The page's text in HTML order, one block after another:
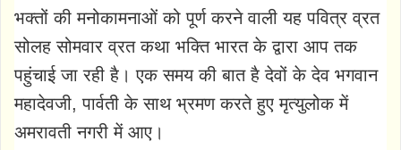
भक्तों की मनोकामनाओं को पूर्ण करने वाली यह पवित्र व्रत
सोलह सोमवार व्रत कथा भक्ति भारत के द्वारा आप तक
पहुंचाई जा रही है। एक समय की बात है देवों के देव भगवान
महादेवजी, पार्वती के साथ भ्रमण करते हुए मृत्युलोक में
अमरावती नगरी में आए।